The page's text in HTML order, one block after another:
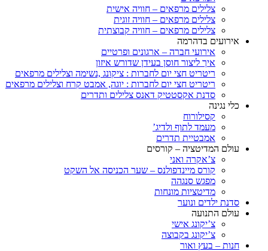
צלילים מרפאים – חוויה אישית
צלילים מרפאים – חוויה זוגית
צלילים מרפאים – חוויה קבוצתית
אירועים בדהרמה
אירועי חברה – ארגונים ופרטיים
איך ליצור חוסן בעידן שדורש איזון
ריטריט חצי יום לחברות : ציקונג ,נשימה וצלילים מרפאים
ריטריט חצי יום לחברות : יוגה, אמבט קרח וצלילים מרפאים
סדנת אקסטטיק דאנס צלילים ותדרים
כלי נגינה
קסילורוח
מעמד לתוף ולדיג’
אמבטיית תדרים
עולם המדיטציה – קורסים
צ’אקרה ואני
קורס מיינדפולנס – שער הכניסה אל השקט
מפגש סנגהה
מדיטציות מונחות
סדנת ילדים ונוער
עולם התנועה
צ’יקונג אישי
צ’יקונג בקבוצה
חנות – בעץ ואור